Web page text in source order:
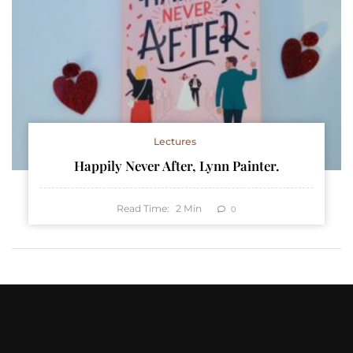
Lectures
Happily Never After, Lynn Painter.
Read Time: 2 Min 0